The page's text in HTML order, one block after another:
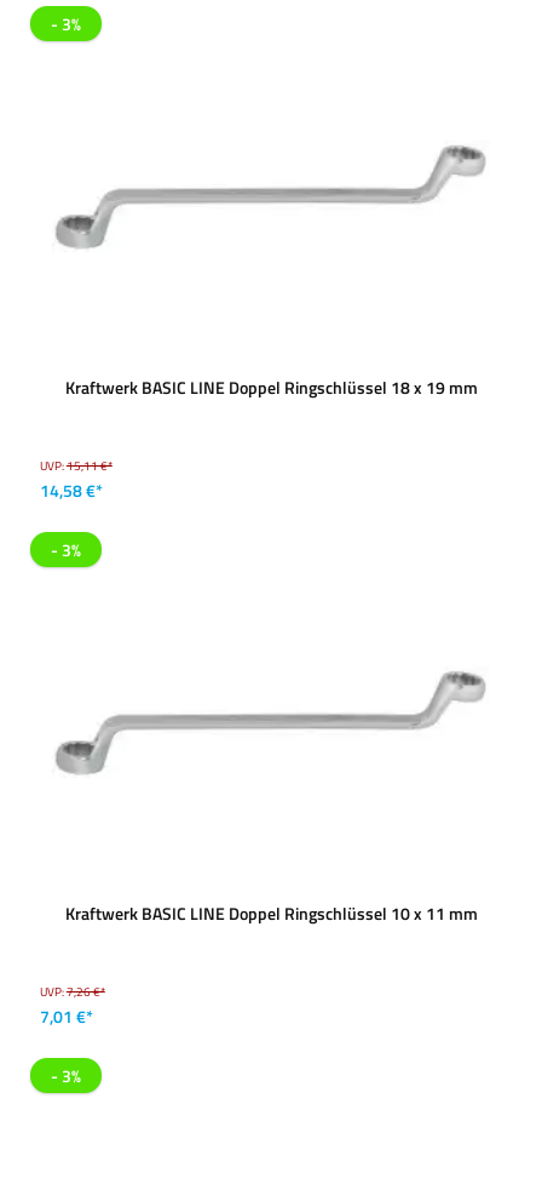
- 3%
Kraftwerk BASIC LINE Doppel Ringschlüssel 18 x 19 mm
UVP:15,11 €*
14,58 €*
- 3%
Kraftwerk BASIC LINE Doppel Ringschlüssel 10 x 11 mm
UVP:7,26 €*
7,01 €*
- 3%